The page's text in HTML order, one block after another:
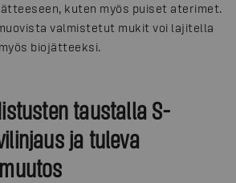
kuten myös puiset aterimet.
valmistetut mukit voi lajitella
biojätteeksi.
taustalla S-
ja tuleva